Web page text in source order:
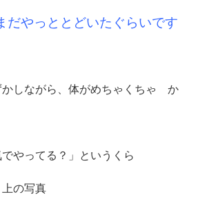
ととどいたぐらいです
しながら、体がめちゃくちゃ か
やってる？」というくら
の写真